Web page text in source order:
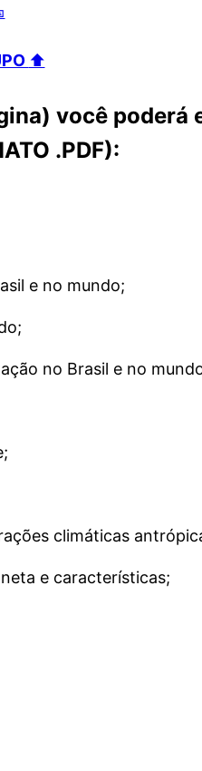
⬆️
você poderá
.PDF):
e no mundo;
no Brasil e no
climáticas
e características;